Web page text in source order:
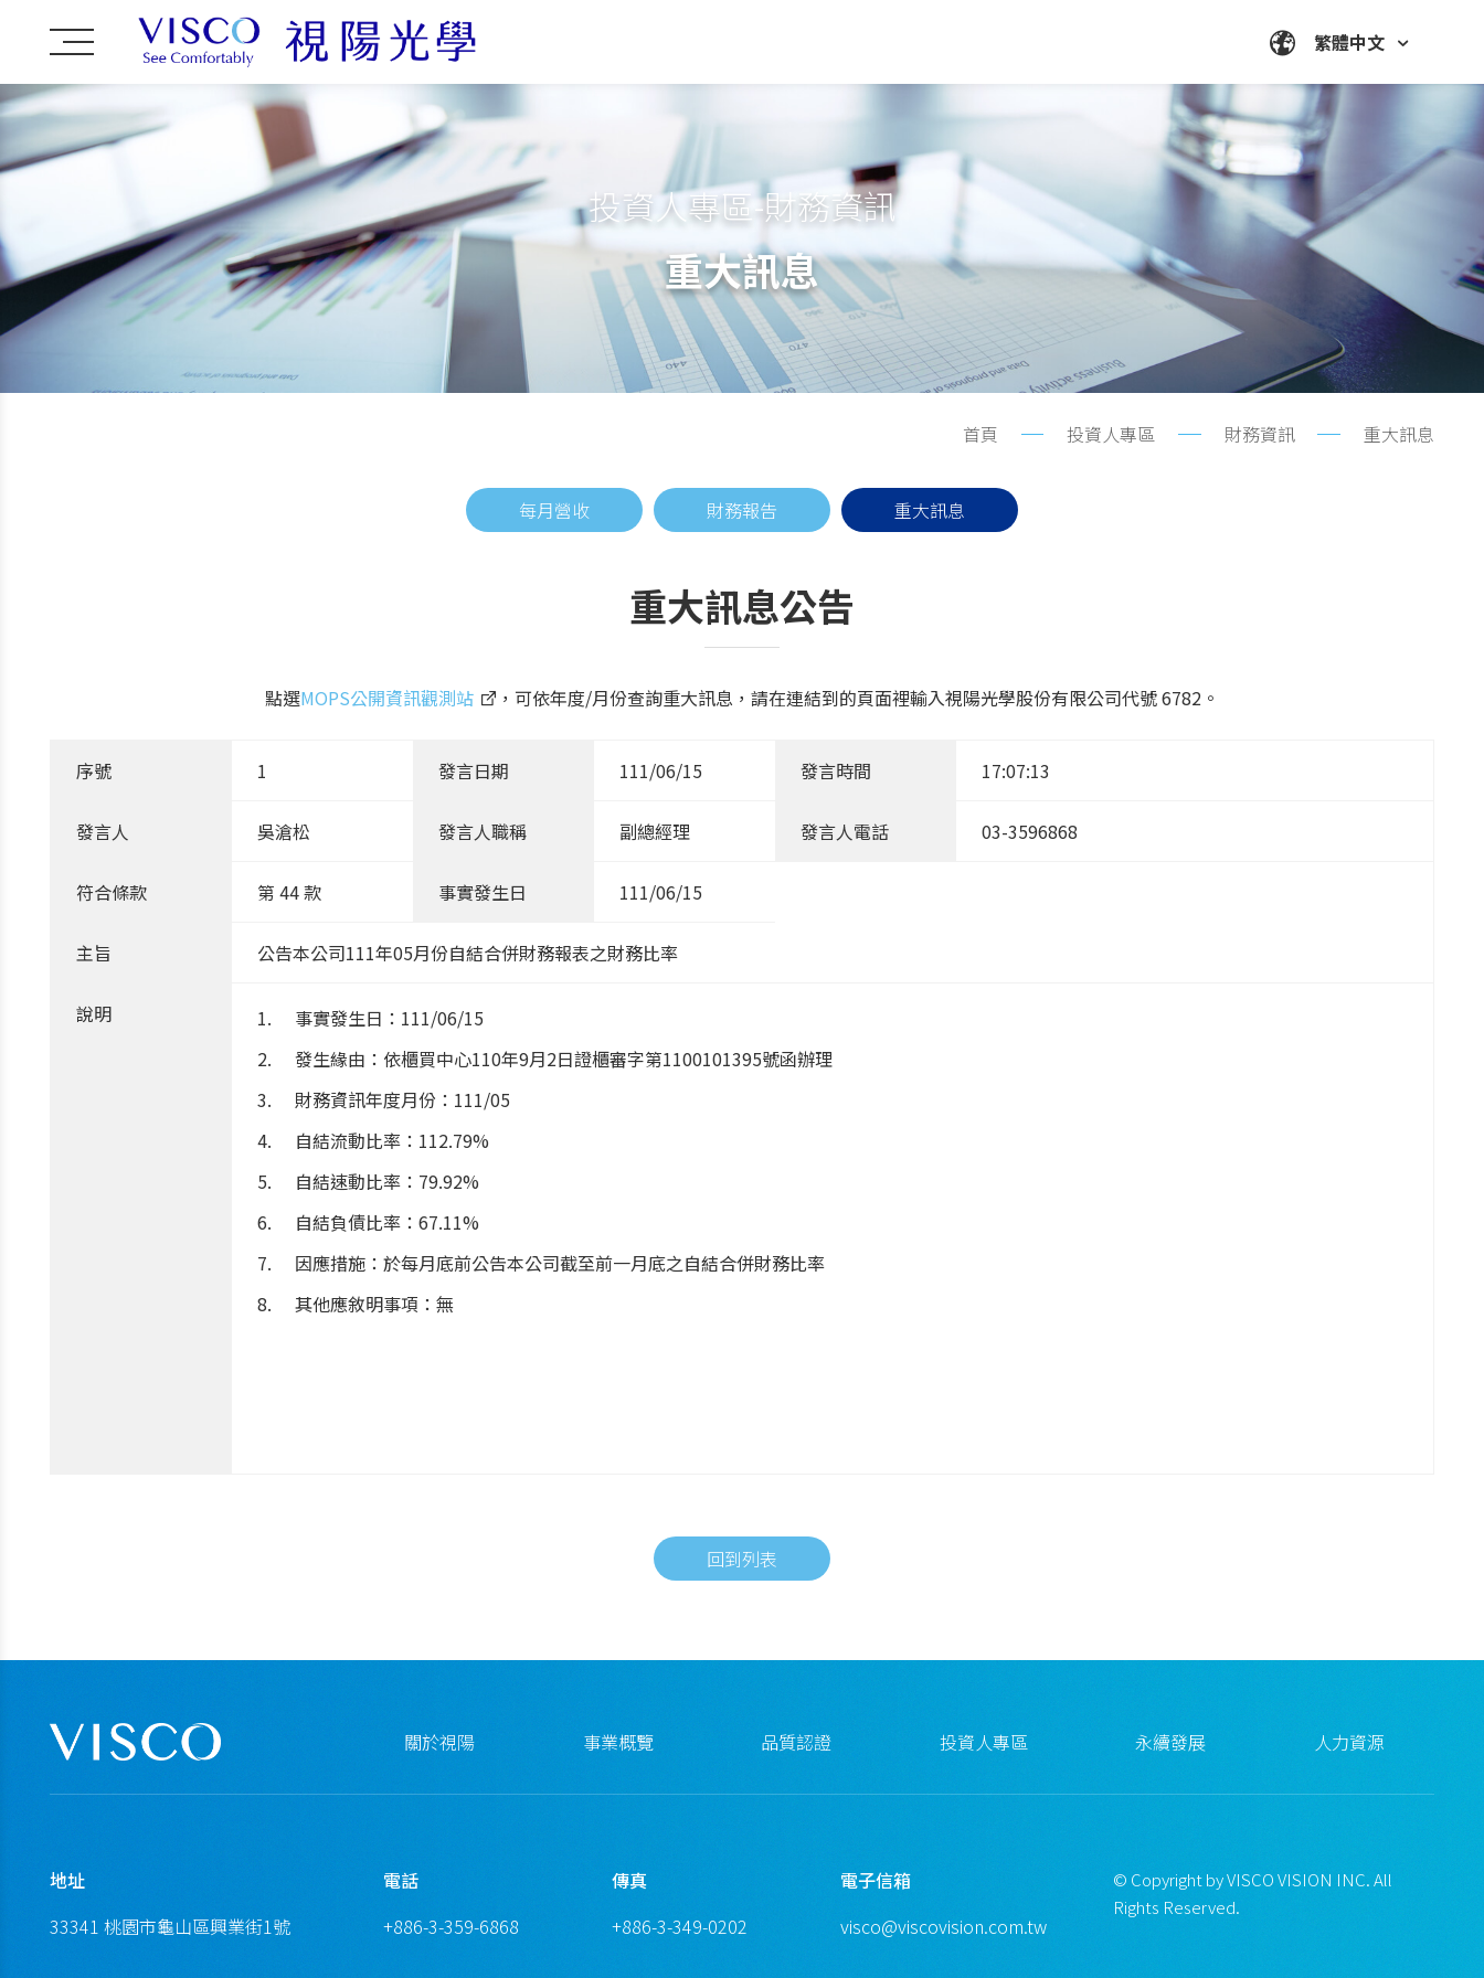
繁體中文
投資人專區-財務資訊
重大訊息
首頁 投資人專區 財務資訊 重大訊息
每月營收 財務報告 重大訊息
重大訊息公告
點選MOPS公開資訊觀測站 ，可依年度/月份查詢重大訊息，請在連結到的頁面裡輸入視陽光學股份有限公司代號 6782。
序號 1 發言日期 111/06/15 發言時間 17:07:13
發言人 吳滄松 發言人職稱 副總經理 發言人電話 03-3596868
符合條款 第 44 款 事實發生日 111/06/15
主旨 公告本公司111年05月份自結合併財務報表之財務比率
說明
事實發生日：111/06/15
發生緣由：依櫃買中心110年9月2日證櫃審字第1100101395號函辦理
財務資訊年度月份：111/05
自結流動比率：112.79%
自結速動比率：79.92%
自結負債比率：67.11%
因應措施：於每月底前公告本公司截至前一月底之自結合併財務比率
其他應敘明事項：無
回到列表
關於視陽 事業概覽 品質認證 投資人專區 永續發展 人力資源
地址
33341 桃園市龜山區興業街1號
電話
+886-3-359-6868
傳真
+886-3-349-0202
電子信箱
visco@viscovision.com.tw
© Copyright by VISCO VISION INC. All
Rights Reserved.